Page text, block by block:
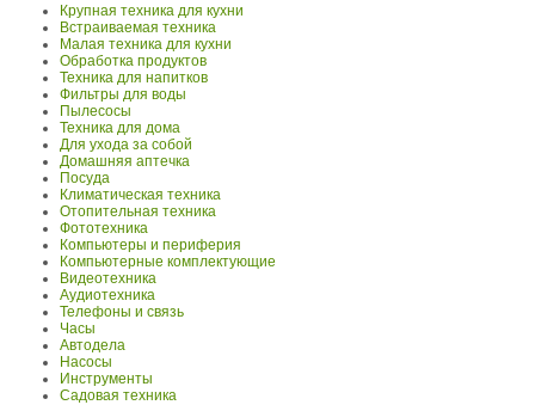
Крупная техника для кухни
Встраиваемая техника
Малая техника для кухни
Обработка продуктов
Техника для напитков
Фильтры для воды
Пылесосы
Техника для дома
Для ухода за собой
Домашняя аптечка
Посуда
Климатическая техника
Отопительная техника
Фототехника
Компьютеры и периферия
Компьютерные комплектующие
Видеотехника
Аудиотехника
Телефоны и связь
Часы
Автодела
Насосы
Инструменты
Садовая техника